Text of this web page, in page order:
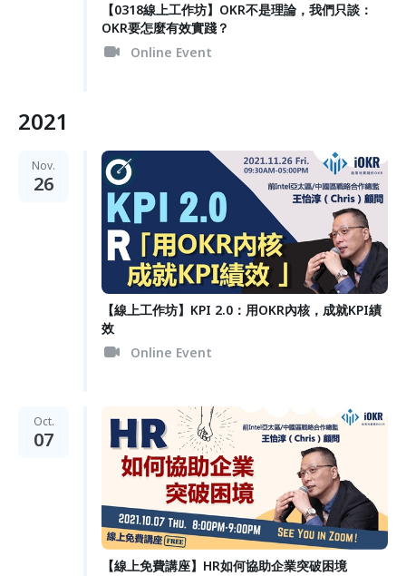
【0318線上工作坊】OKR不是理論，我們只談：
OKR要怎麼有效實踐？
Online Event
2021
Nov.
26
【線上工作坊】KPI 2.0：用OKR內核，成就KPI績
效
Online Event
Oct.
07
【線上免費講座】HR如何協助企業突破困境